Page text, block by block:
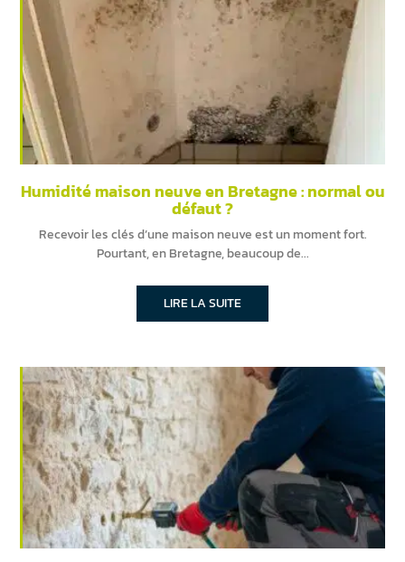
Humidité maison neuve en Bretagne : normal ou
défaut ?
Recevoir les clés d’une maison neuve est un moment fort.
Pourtant, en Bretagne, beaucoup de
LIRE LA SUITE